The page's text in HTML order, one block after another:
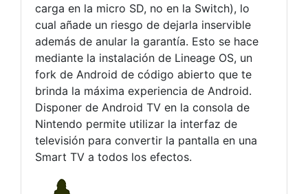
carga en la micro SD, no en la Switch), lo
cual añade un riesgo de dejarla inservible
además de anular la garantía. Esto se hace
mediante la instalación de Lineage OS, un
fork de Android de código abierto que te
brinda la máxima experiencia de Android.
Disponer de Android TV en la consola de
Nintendo permite utilizar la interfaz de
televisión para convertir la pantalla en una
Smart TV a todos los efectos.